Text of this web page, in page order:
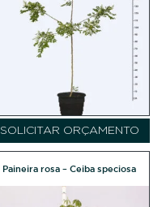
SOLICITAR ORÇAMENTO
Paineira rosa – Ceiba speciosa